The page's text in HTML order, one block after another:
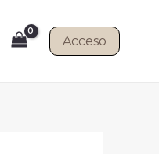
Acceso